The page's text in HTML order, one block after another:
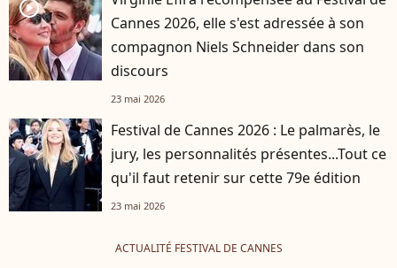
player2
Cannes 2026, elle s'est adressée à son
compagnon Niels Schneider dans son
discours
23 mai 2026
Festival de Cannes 2026 : Le palmarès, le
jury, les personnalités présentes...Tout ce
qu'il faut retenir sur cette 79e édition
23 mai 2026
ACTUALITÉ FESTIVAL DE CANNES